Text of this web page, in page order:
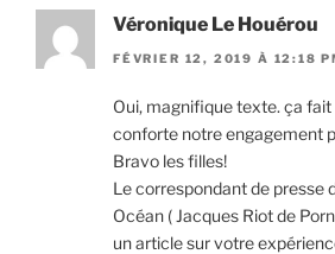
Véronique Le Houérou
FÉVRIER 12, 2019 À 12:18
Oui, magnifique texte. ça
conforte notre engagement
Bravo les filles!
Le correspondant de presse
Océan ( Jacques Riot de
un article sur votre